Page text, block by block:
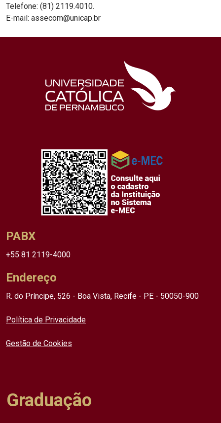
Telefone: (81) 2119.4010.
E-mail: assecom@unicap.br
PABX
+55 81 2119-4000
Endereço
R. do Príncipe, 526 - Boa Vista, Recife - PE - 50050-900
Política de Privacidade
Gestão de Cookies
Graduação